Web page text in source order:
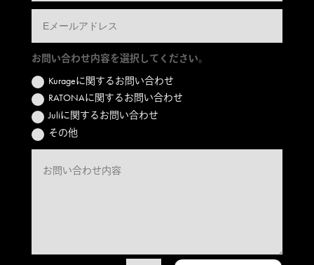
お問い合わせ内容を選択してください。
Kurageに関するお問い合わせ
RATONAに関するお問い合わせ
Juliに関するお問い合わせ
その他